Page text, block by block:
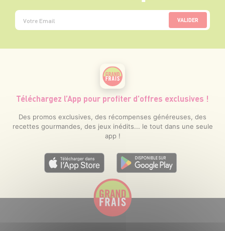
VALIDER
Téléchargez l’App pour profiter d’offres exclusives !
Des promos exclusives, des récompenses généreuses, des
recettes gourmandes, des jeux inédits... le tout dans une seule
app !